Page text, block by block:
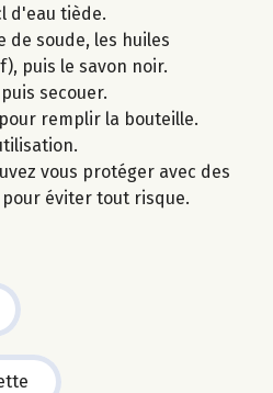
d'eau tiède.
de soude, les huiles
puis le savon noir.
secouer.
remplir la bouteille.
vous protéger avec des
éviter tout risque.